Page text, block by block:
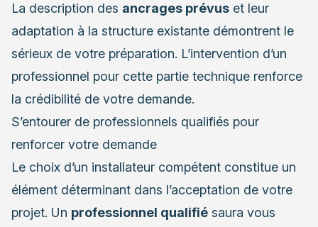
La description des ancrages prévus et leur
adaptation à la structure existante démontrent le
sérieux de votre préparation. L’intervention d’un
professionnel pour cette partie technique renforce
la crédibilité de votre demande.
S’entourer de professionnels qualifiés pour
renforcer votre demande
Le choix d’un installateur compétent constitue un
élément déterminant dans l’acceptation de votre
projet. Un professionnel qualifié saura vous